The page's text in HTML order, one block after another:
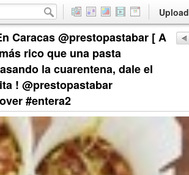
Upload
Caracas @prestopastabar [ A
rico que una pasta
la cuarentena, dale el
! @prestopastabar
#entera2